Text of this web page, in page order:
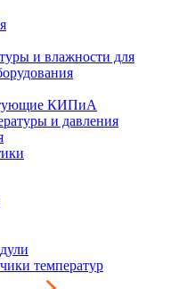
и влажности для
КИПиА
и давления
температур